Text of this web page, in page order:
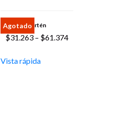
Sartén
$31.263 – $61.374Price
Vista rápida